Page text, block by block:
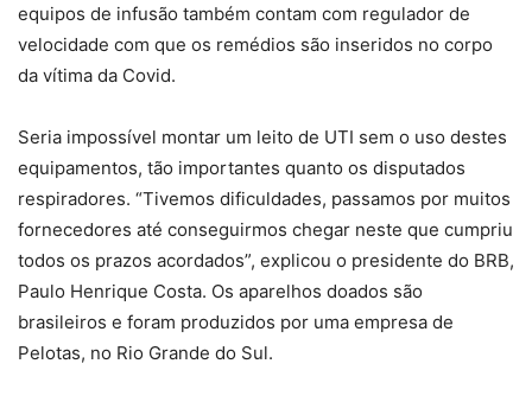
equipos de infusão também contam com regulador de
velocidade com que os remédios são inseridos no corpo
da vítima da Covid.
Seria impossível montar um leito de UTI sem o uso destes
equipamentos, tão importantes quanto os disputados
respiradores. “Tivemos dificuldades, passamos por muitos
fornecedores até conseguirmos chegar neste que cumpriu
todos os prazos acordados”, explicou o presidente do BRB,
Paulo Henrique Costa. Os aparelhos doados são
brasileiros e foram produzidos por uma empresa de
Pelotas, no Rio Grande do Sul.